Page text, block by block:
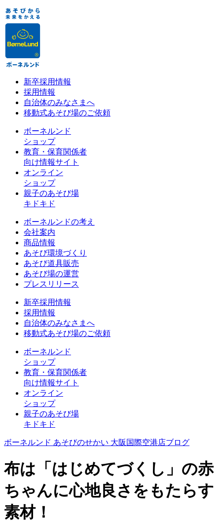
新卒採用情報
採用情報
自治体のみなさまへ
移動式あそび場のご依頼
ボーネルンド
ショップ
教育・保育関係者
向け情報サイト
オンライン
ショップ
親子のあそび場
キドキド
ボーネルンドの考え
会社案内
商品情報
あそび環境づくり
あそび道具販売
あそび場の運営
プレスリリース
新卒採用情報
採用情報
自治体のみなさまへ
移動式あそび場のご依頼
ボーネルンド
ショップ
教育・保育関係者
向け情報サイト
オンライン
ショップ
親子のあそび場
キドキド
ボーネルンド あそびのせかい 大阪国際空港店ブログ
布は「はじめてづくし」の赤
ちゃんに心地良さをもたらす
素材！